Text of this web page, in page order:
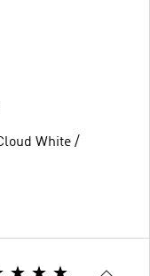
White /